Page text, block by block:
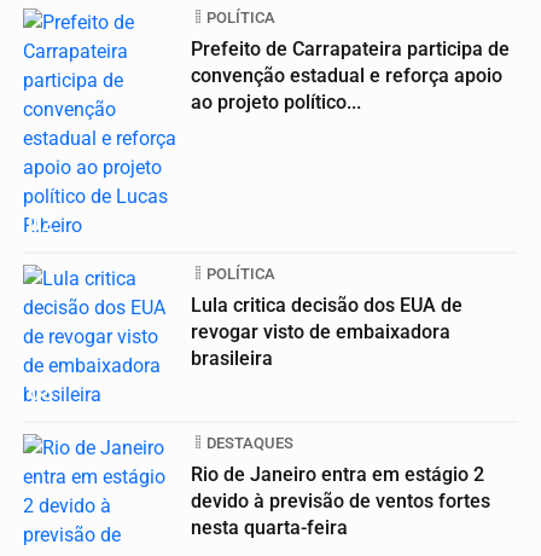
02
POLÍTICA
Prefeito de Carrapateira participa de
convenção estadual e reforça apoio
ao projeto político...
03
POLÍTICA
Lula critica decisão dos EUA de
revogar visto de embaixadora
brasileira
DESTAQUES
Rio de Janeiro entra em estágio 2
devido à previsão de ventos fortes
nesta quarta-feira